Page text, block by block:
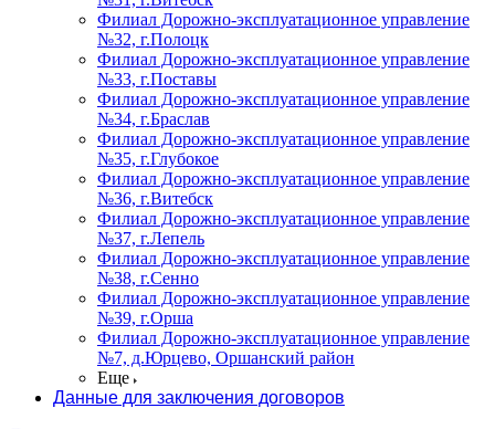
Филиал Дорожно-эксплуатационное управление
№32, г.Полоцк
Филиал Дорожно-эксплуатационное управление
№33, г.Поставы
Филиал Дорожно-эксплуатационное управление
№34, г.Браслав
Филиал Дорожно-эксплуатационное управление
№35, г.Глубокое
Филиал Дорожно-эксплуатационное управление
№36, г.Витебск
Филиал Дорожно-эксплуатационное управление
№37, г.Лепель
Филиал Дорожно-эксплуатационное управление
№38, г.Сенно
Филиал Дорожно-эксплуатационное управление
№39, г.Орша
Филиал Дорожно-эксплуатационное управление
№7, д.Юрцево, Оршанский район
Еще
Данные для заключения договоров